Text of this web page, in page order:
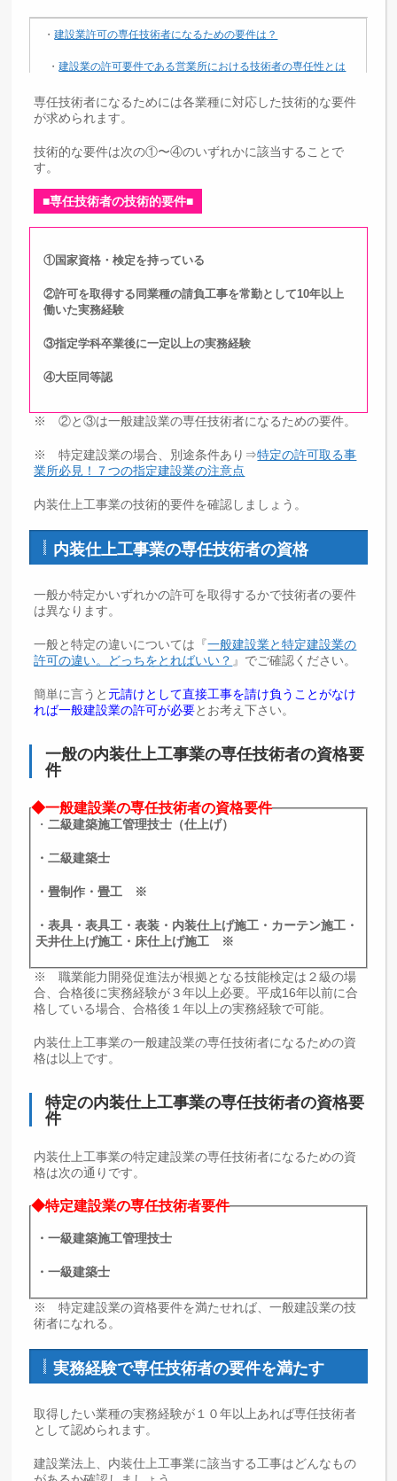
・建設業許可の専任技術者になるための要件は？
・建設業の許可要件である営業所における技術者の専任性とは
・建設業許可の主任技術者とは？専任技術者との違いや役割
専任技術者になるためには各業種に対応した技術的な要件
が求められます。
技術的な要件は次の①〜④のいずれかに該当することで
す。
■専任技術者の技術的要件■
①国家資格・検定を持っている
②許可を取得する同業種の請負工事を常勤として10年以上
働いた実務経験
③指定学科卒業後に一定以上の実務経験
④大臣同等認
※ ②と③は一般建設業の専任技術者になるための要件。
※ 特定建設業の場合、別途条件あり⇒特定の許可取る事
業所必見！７つの指定建設業の注意点
内装仕上工事業の技術的要件を確認しましょう。
内装仕上工事業の専任技術者の資格
一般か特定かいずれかの許可を取得するかで技術者の要件
は異なります。
一般と特定の違いについては『一般建設業と特定建設業の
許可の違い。どっちをとればいい？ 』でご確認ください。
簡単に言うと 元請けとして直接工事を請け負うことがなけ
れば一般建設業の許可が必要とお考え下さい。
一般の内装仕上工事業の専任技術者の資格要
件
◆一般建設業の専任技術者の資格要件
・二級建築施工管理技士（仕上げ）
・二級建築士
・畳制作・畳工 ※
・表具・表具工・表装・内装仕上げ施工・カーテン施工・
天井仕上げ施工・床仕上げ施工 ※
※ 職業能力開発促進法が根拠となる技能検定は２級の場
合、合格後に実務経験が３年以上必要。平成16年以前に合
格している場合、合格後１年以上の実務経験で可能。
内装仕上工事業の一般建設業の専任技術者になるための資
格は以上です。
特定の内装仕上工事業の専任技術者の資格要
件
内装仕上工事業の特定建設業の専任技術者になるための資
格は次の通りです。
◆特定建設業の専任技術者要件
・一級建築施工管理技士
・一級建築士
※ 特定建設業の資格要件を満たせれば、一般建設業の技
術者になれる。
実務経験で専任技術者の要件を満たす
取得したい業種の実務経験が１０年以上あれば専任技術者
として認められます。
建設業法上、内装仕上工事業に該当する工事はどんなもの